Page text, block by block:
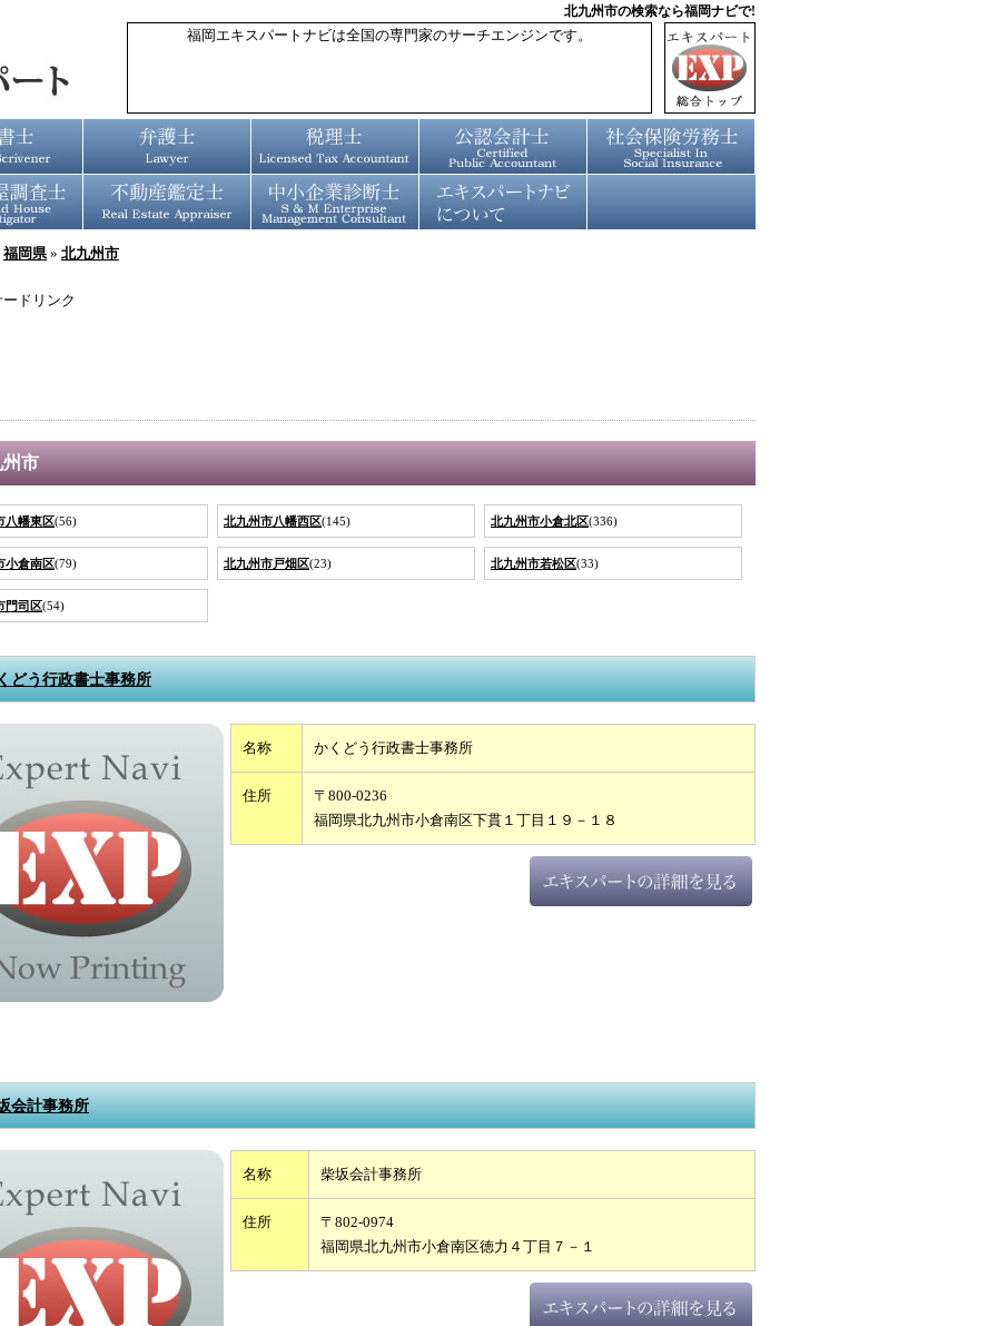
北九州市の検索なら福岡ナビで!
福岡エキスパートナビは全国の専門家のサーチエンジンです。
福岡県» 北九州市
ドリンク
市
八幡東区(56) 北九州市八幡西区(145) 北九州市小倉北区(336)
小倉南区(79) 北九州市戸畑区(23) 北九州市若松区(33)
門司区(54)
どう行政書士事務所
名称 かくどう行政書士事務所
住所
〒800-0236
福岡県北九州市小倉南区下貫１丁目１９－１８
会計事務所
名称 柴坂会計事務所
住所
〒802-0974
福岡県北九州市小倉南区徳力４丁目７－１